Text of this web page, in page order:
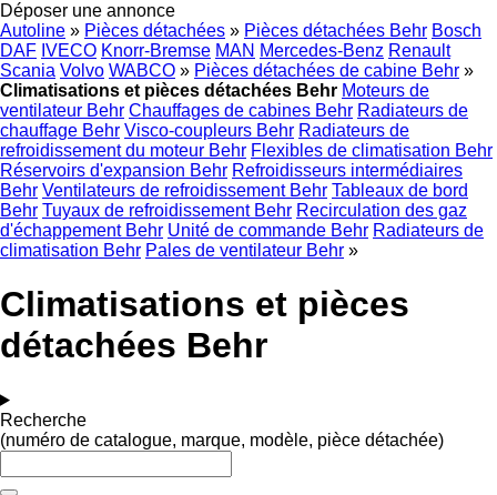
Déposer une annonce
Autoline » Pièces détachées » Pièces détachées Behr Bosch
DAF IVECO Knorr-Bremse MAN Mercedes-Benz Renault
Scania Volvo WABCO » Pièces détachées de cabine Behr »
Climatisations et pièces détachées Behr Moteurs de
ventilateur Behr Chauffages de cabines Behr Radiateurs de
chauffage Behr Visco-coupleurs Behr Radiateurs de
refroidissement du moteur Behr Flexibles de climatisation Behr
Réservoirs d'expansion Behr Refroidisseurs intermédiaires
Behr Ventilateurs de refroidissement Behr Tableaux de bord
Behr Tuyaux de refroidissement Behr Recirculation des gaz
d'échappement Behr Unité de commande Behr Radiateurs de
climatisation Behr Pales de ventilateur Behr »
Climatisations et pièces
détachées Behr
Recherche
(numéro de catalogue, marque, modèle, pièce détachée)